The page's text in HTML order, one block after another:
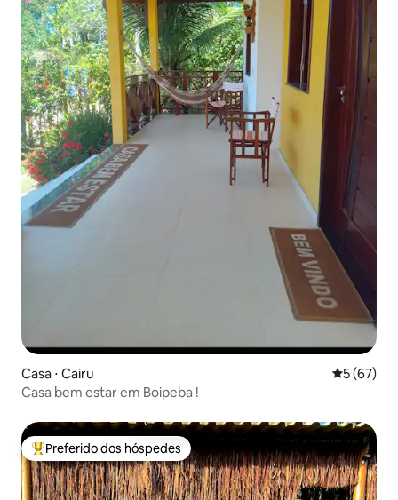
Casa ⋅ Cairu 5 de uma
5 (67)
Casa bem estar em Boipeba !
Entre os melhores preferidos dos hóspedes
Preferido dos hóspedes